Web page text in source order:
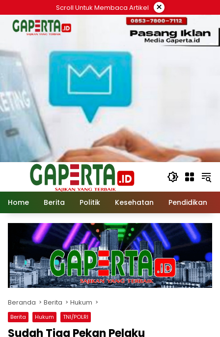
ke
konten
Scroll Untuk Membaca Artikel ×
Home Berita Politik Kesehatan Pendidikan
Beranda Berita Hukum
Berita Hukum TNI/POLRI
Sudah Tiga Pekan Pelaku